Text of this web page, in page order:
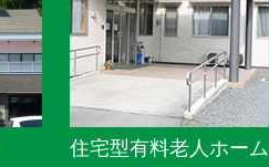
住宅型有料老人ホーム